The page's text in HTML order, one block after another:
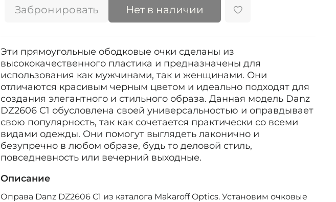
Забронировать Нет в наличии
Эти прямоугольные ободковые очки сделаны из
высококачественного пластика и предназначены для
использования как мужчинами, так и женщинами. Они
отличаются красивым черным цветом и идеально подходят для
создания элегантного и стильного образа. Данная модель Danz
DZ2606 C1 обусловлена своей универсальностью и оправдывает
свою популярность, так как сочетается практически со всеми
видами одежды. Они помогут выглядеть лаконично и
безупречно в любом образе, будь то деловой стиль,
повседневность или вечерний выходные.
Описание
Оправа Danz DZ2606 C1 из каталога Makaroff Optics. Установим очковые